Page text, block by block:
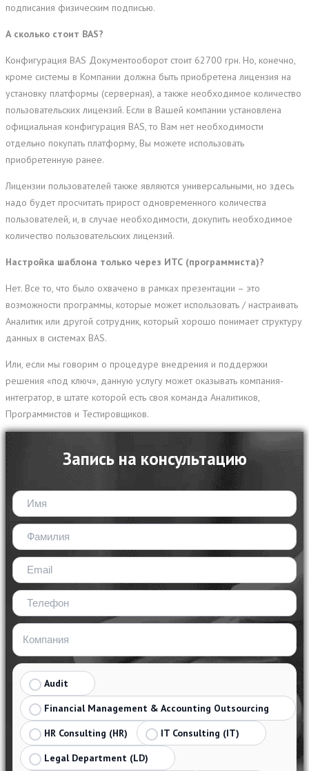
подписания физическим подписью.
А сколько стоит BAS?
Конфигурация BAS Документооборот стоит 62700 грн. Но, конечно,
кроме системы в Компании должна быть приобретена лицензия на
установку платформы (серверная), а также необходимое количество
пользовательских лицензий. Если в Вашей компании установлена
официальная конфигурация BAS, то Вам нет необходимости
отдельно покупать платформу, Вы можете использовать
приобретенную ранее.
Лицензии пользователей также являются универсальными, но здесь
надо будет просчитать прирост одновременного количества
пользователей, и, в случае необходимости, докупить необходимое
количество пользовательских лицензий.
Настройка шаблона только через ИТС (программиста)?
Нет. Все то, что было охвачено в рамках презентации – это
возможности программы, которые может использовать / настраивать
Аналитик или другой сотрудник, который хорошо понимает структуру
данных в системах BAS.
Или, если мы говорим о процедуре внедрения и поддержки
решения «под ключ», данную услугу может оказывать компания-
интегратор, в штате которой есть своя команда Аналитиков,
Программистов и Тестировщиков.
Запись на консультацию
Audit
Financial Management & Accounting Outsourcing
HR Consulting (HR)
IT Consulting (IT)
Legal Department (LD)